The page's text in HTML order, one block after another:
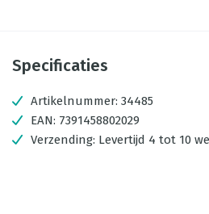
Specificaties
Artikelnummer: 34485
EAN: 7391458802029
Verzending: Levertijd 4 tot 10